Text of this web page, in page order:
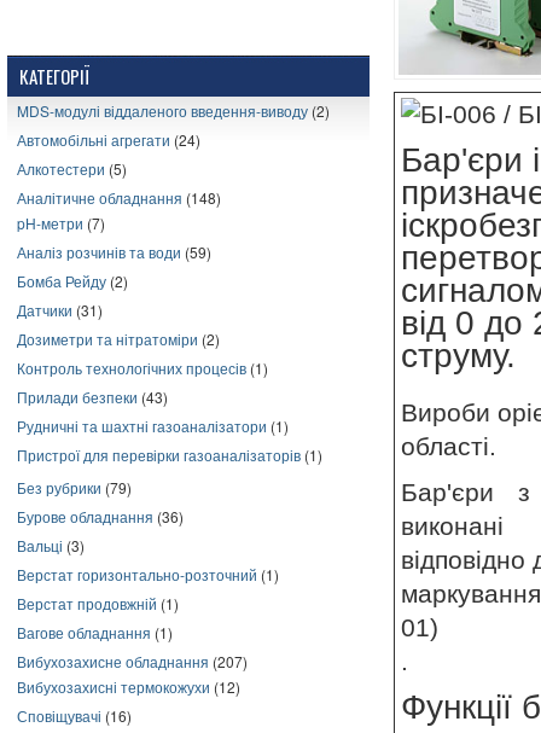
КАТЕГОРІЇ
MDS-модулі віддаленого введення-виводу (2)
Автомобільні агрегати (24)
Алкотестери (5)
Аналітичне обладнання (148)
pH-метри (7)
Аналіз розчинів та води (59)
Бомба Рейду (2)
Датчики (31)
Дозиметри та нітратоміри (2)
Контроль технологічних процесів (1)
Прилади безпеки (43)
Рудничні та шахтні газоаналізатори (1)
Пристрої для перевірки газоаналізаторів (1)
Без рубрики (79)
Бурове обладнання (36)
Вальці (3)
Верстат горизонтально-розточний (1)
Верстат продовжній (1)
Вагове обладнання (1)
Вибухозахисне обладнання (207)
Вибухозахисні термокожухи (12)
Сповіщувачі (16)
Бар'єри
від 0 до
струму.
Вироби
області.
Бар'єри з
виконані
01)
Функції